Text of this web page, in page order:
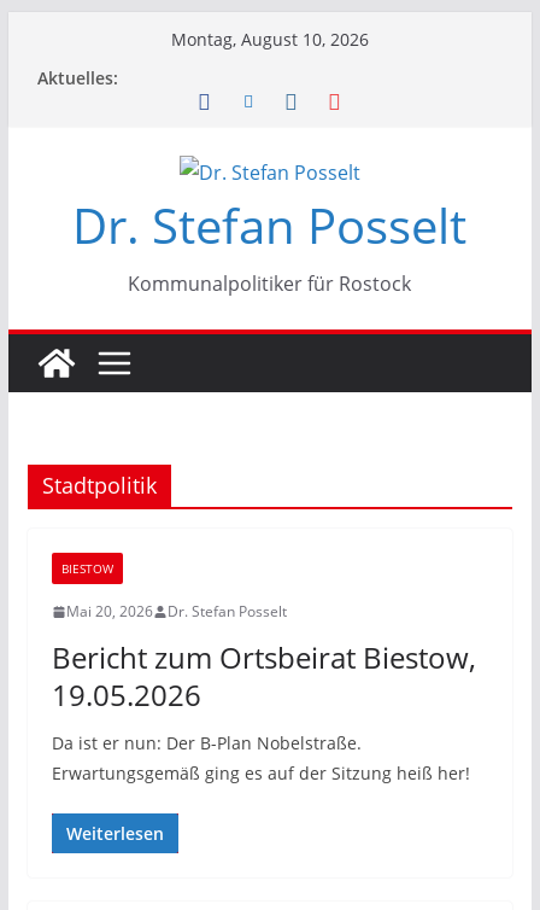
Montag, August 10, 2026
Aktuelles:
Dr. Stefan Posselt
Kommunalpolitiker für Rostock
Stadtpolitik
BIESTOW
Mai 20, 2026 Dr. Stefan Posselt
Bericht zum Ortsbeirat Biestow,
19.05.2026
Da ist er nun: Der B-Plan Nobelstraße.
Erwartungsgemäß ging es auf der Sitzung heiß her!
Weiterlesen